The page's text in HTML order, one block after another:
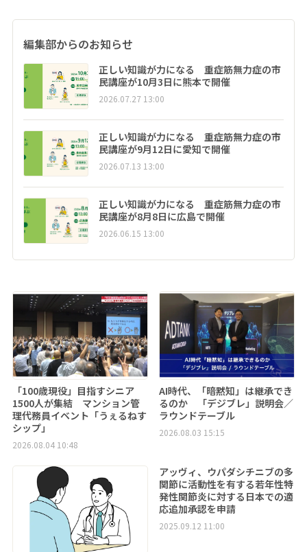
編集部からのお知らせ
正しい知識が力になる 重症筋無力症の市
民講座が10月3日に熊本で開催
2026.07.27 13:00
正しい知識が力になる 重症筋無力症の市
民講座が9月12日に愛知で開催
2026.07.13 13:00
正しい知識が力になる 重症筋無力症の市
民講座が8月8日に広島で開催
2026.06.15 13:00
「100歳現役」目指すシニア
1500人が集結 マンション管
理代務員イベント「うぇるねす
シップ」
2026.08.04 10:48
AI時代、「暗黙知」は継承でき
るのか 「デジブレ」説明会／
ラウンドテーブル
2026.08.03 15:15
アッヴィ、ウパダシチニブの多
関節に活動性を有する若年性特
発性関節炎に対する日本での適
応追加承認を申請
2025.09.12 11:00